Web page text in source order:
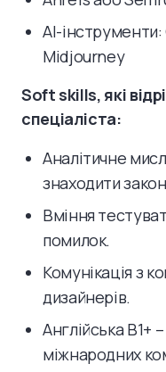
AI-
Midjourney
Soft skills, які
спеціаліста:
Аналітичне
знаходити
Вміння
помилок.
Комунікація з
дизайнерів.
Англійська B1+
міжнародних